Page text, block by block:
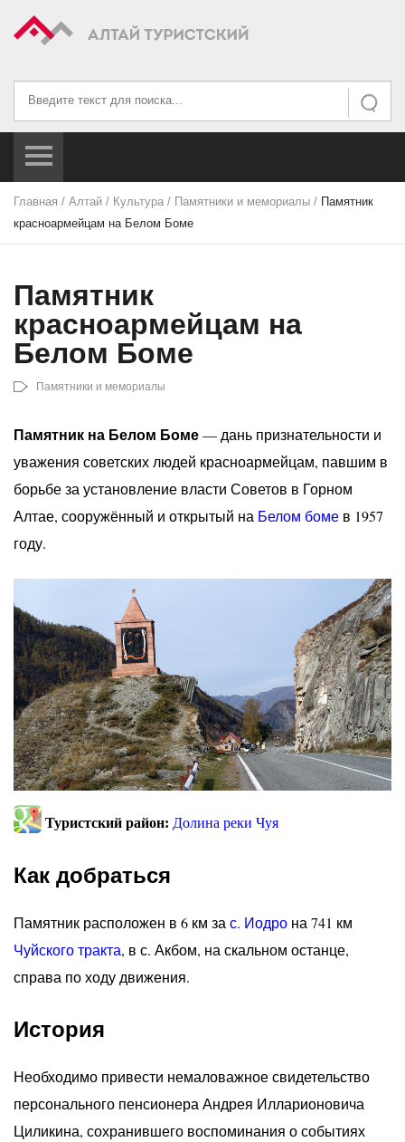
Искать
Искать...
Главная / Алтай / Культура / Памятники и мемориалы / Памятник
красноармейцам на Белом Боме
Памятник
красноармейцам на
Белом Боме
Памятники и мемориалы
Памятник на Белом Боме— дань признательности и
уважения советских людей красноармейцам, павшим в
борьбе за установление власти Советов в Горном
Алтае, сооружённый и открытый на Белом боме в 1957
году.
Туристский район: Долина реки Чуя
Как добраться
Памятник расположен в 6 км за с. Иодро на 741 км
Чуйского тракта, в с. Акбом, на скальном останце,
справа по ходу движения.
История
Необходимо привести немаловажное свидетельство
персонального пенсионера Андрея Илларионовича
Циликина, сохранившего воспоминания о событиях